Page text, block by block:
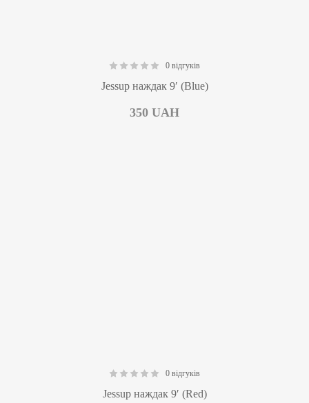
0 відгуків
Jessup наждак 9′ (Blue)
350 UAH
0 відгуків
Jessup наждак 9′ (Red)